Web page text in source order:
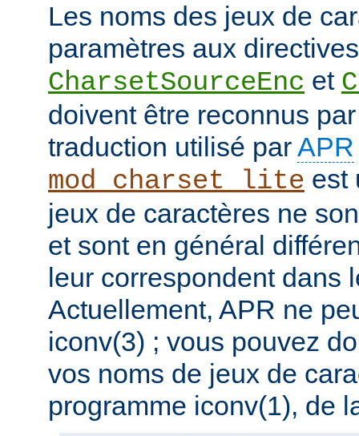
Les noms des jeux de
paramètres aux directives
CharsetSourceEnc et
doivent être reconnus
traduction utilisé parAPR
mod_charset_lite est
jeux de caractères ne
et sont en général
leur correspondent dans
Actuellement, APR ne
iconv(3) ; vous pouvez
vos noms de jeux de
programme iconv(1), de